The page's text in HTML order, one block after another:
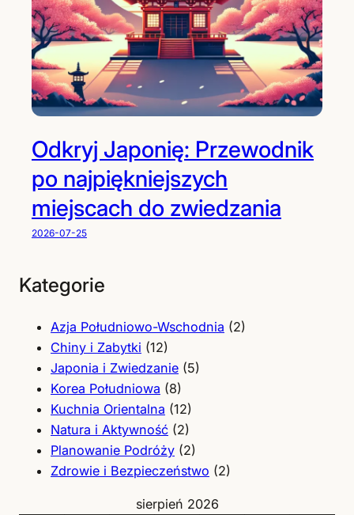
Odkryj Japonię: Przewodnik
po najpiękniejszych
miejscach do zwiedzania
2026-07-25
Kategorie
Azja Południowo-Wschodnia (2)
Chiny i Zabytki (12)
Japonia i Zwiedzanie (5)
Korea Południowa (8)
Kuchnia Orientalna (12)
Natura i Aktywność (2)
Planowanie Podróży (2)
Zdrowie i Bezpieczeństwo (2)
sierpień 2026